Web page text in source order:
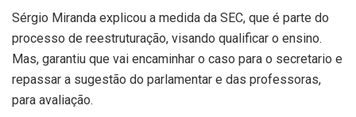
Sérgio Miranda explicou a medida da SEC, que é parte do
processo de reestruturação, visando qualificar o ensino.
Mas, garantiu que vai encaminhar o caso para o secretario e
repassar a sugestão do parlamentar e das professoras,
para avaliação.